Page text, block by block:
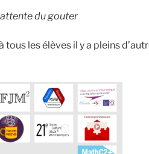
attente du gouter
les élèves il y a pleins